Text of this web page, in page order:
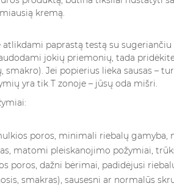
– vieni iš tų
kurie
PAGAL ZODIAKO
ŽENKLĄ?
4709 peržiūros
kvepalus moterims,
Skaityti Daugiau
ar "organinių" produktų teiginiais?
kremą.
paprastą testą su
jokių priemonių, tada
smakro). Jei popierius lieka sausas –
yra tik T zonoje – jūsų oda mišri.
poros, minimali riebalų gamyba,
matomi pleiskanojimo požymiai,
poros, dažni bėrimai, padidėjusi
smakras), sausesni ar normalūs